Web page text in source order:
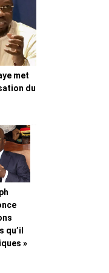
met
du
qu’il
»